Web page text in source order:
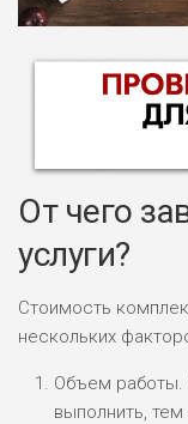
НАЗВАНИЕ
От чего
услуги?
Стоимость
нескольких
Объем работы.
выполнить,